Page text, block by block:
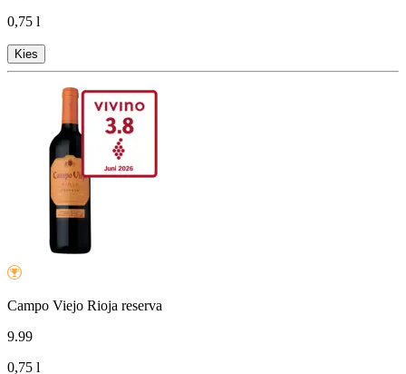
0,75 l
Kies
Campo Viejo Rioja reserva
9.99
0,75 l